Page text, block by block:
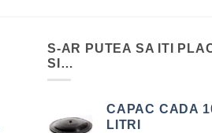
S-AR PUTEA SA ITI
SI…
CAPAC CADA
LITRI